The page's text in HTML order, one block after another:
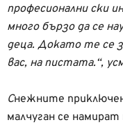
професионални ски
много бързо да се
деца. Докато те се
вас, на пистата.“,
Снежните
малчуган се намират